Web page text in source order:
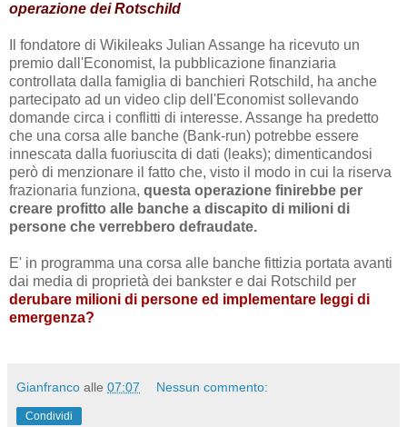
operazione dei Rotschild
Il fondatore di Wikileaks Julian Assange ha ricevuto un
premio dall'Economist, la pubblicazione finanziaria
controllata dalla famiglia di banchieri Rotschild, ha anche
partecipato ad un video clip dell'Economist sollevando
domande circa i conflitti di interesse. Assange ha predetto
che una corsa alle banche (Bank-run) potrebbe essere
innescata dalla fuoriuscita di dati (leaks); dimenticandosi
però di menzionare il fatto che, visto il modo in cui la riserva
frazionaria funziona, questa operazione finirebbe per
creare profitto alle banche a discapito di milioni di
persone che verrebbero defraudate.
E' in programma una corsa alle banche fittizia portata avanti
dai media di proprietà dei bankster e dai Rotschild per
derubare milioni di persone ed implementare leggi di
emergenza?
Gianfranco alle 07:07 Nessun commento:
Condividi